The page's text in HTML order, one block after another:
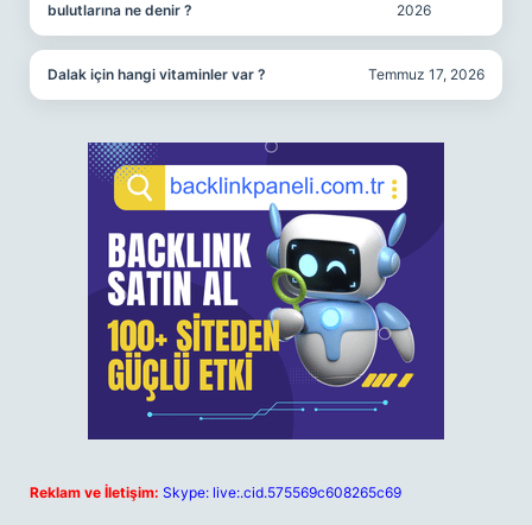
bulutlarına ne denir ?
2026
Dalak için hangi vitaminler var ? Temmuz 17, 2026
Reklam ve İletişim: Skype: live:.cid.575569c608265c69